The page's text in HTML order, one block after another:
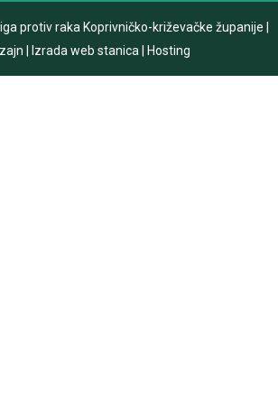
protiv raka Koprivničko-križevačke županije
Izrada web stanica Hosting